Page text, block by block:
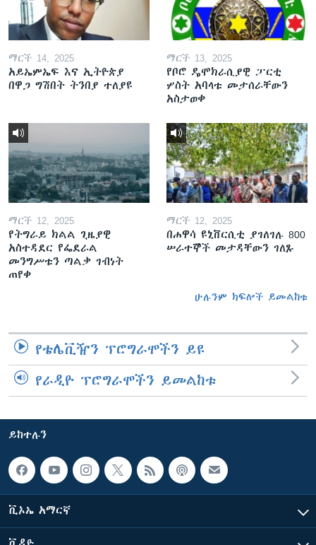
ማርች 14, 2025
አይኤምኤፍ እና ኢትዮጵያ
በዋጋ ግሽበት ትንበያ ተለያዩ
ማርች 13, 2025
የቦሮ ዴሞክራሲያዊ ፓርቲ
ሦስት አባላቱ መታሰራቸውን
አስታወቀ
ማርች 12, 2025
የትግራይ ክልል ጊዜያዊ
አስተዳደር የፌደራል
መንግሥቱን ጣልቃ ገብነት
ጠየቀ
ማርች 12, 2025
በሐዋሳ ዩኒቨርሲቲ ያገለገሉ 800
ሠራተኞች መታዳቸውን ገለጹ
ሁሉንም ክፍሎች ይመልከቱ
የቴሌቪዥን ፕሮግራሞችን ይዩ
የራዲዮ ፕሮግራሞችን ይመልከቱ
ይከተሉን
ቪኦኤ አማርኛ